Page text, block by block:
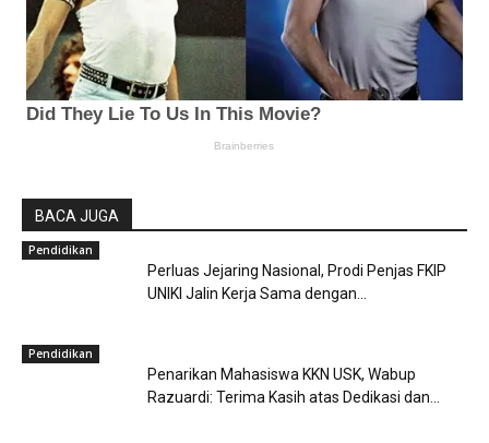
BACA JUGA
Pendidikan
Perluas Jejaring Nasional, Prodi Penjas FKIP
UNIKI Jalin Kerja Sama dengan...
Pendidikan
Penarikan Mahasiswa KKN USK, Wabup
Razuardi: Terima Kasih atas Dedikasi dan...